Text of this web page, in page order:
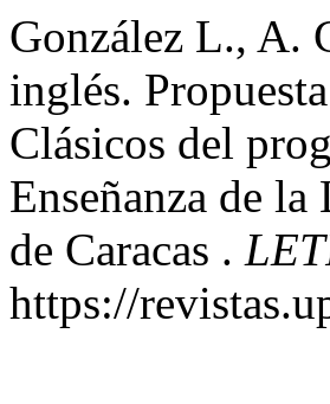
González L., A.
inglés.
Clásicos del
Enseñanza de
de Caracas .
https://